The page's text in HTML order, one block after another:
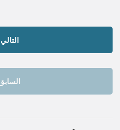
التالي